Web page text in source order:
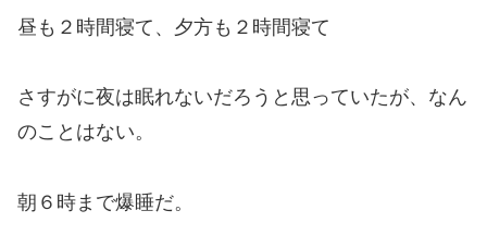
昼も２時間寝て、夕方も２時間寝て
さすがに夜は眠れないだろうと思っていたが、なん
のことはない。
朝６時まで爆睡だ。